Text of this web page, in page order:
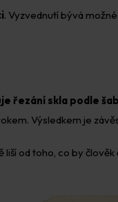
. Vyzvednutí bývá
řezání skla podle
Výsledkem je
od toho, co by člověk